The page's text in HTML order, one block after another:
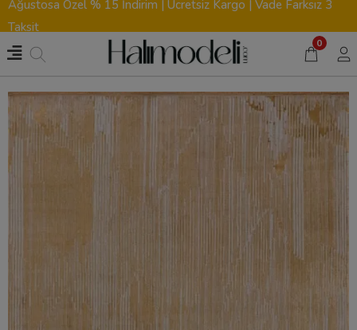
Ağustosa Özel % 15 İndirim | Ücretsiz Kargo | Vade Farksız 3
Taksit
0